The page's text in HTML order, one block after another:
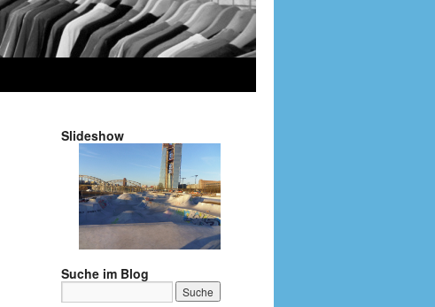
Slideshow
Suche im Blog